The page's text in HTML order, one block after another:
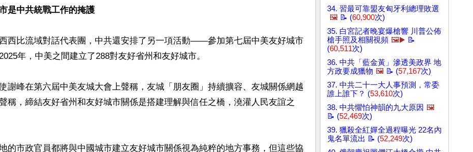
是中共統戰工作的掩護
西比流域對話代表團，中共還安排了另一項活動——參加第七屆中美友好城市
年，中美之間建立了288對友好省州和友好城市。
謝峰在第六屆中美友城大會上聲稱，友城「朋友圈」持續擴容、友城關係網越
稱，締結友好省州和友好城市關係是搭建理解與信任之橋，澆灌人民友誼之
的市政官員都將與中國城市建立友好城市關係視為純粹的地方事務，但這些協
34. 習最可靠盟友匈牙利總理敗選
🖼️ 📝 (60,900次)
35. 白宮記者晚宴爆槍響 川普公佈
槍手照及相關視頻 🖼️▶️ 📝
(60,511次)
36. 中共「藍金黃」滲透美政界 地
方政要成獵物 🖼️ 📝 (57,167次)
37. 中共二十一大人事預測，常委
誰上誰下？ (53,610次)
38. 中共懼怕神韻的九大原因 🖼️
📝 (52,469次)
39. 獵殺全紅嬋全過程曝光 22名內
鬼名單流出 📝 (52,249次)